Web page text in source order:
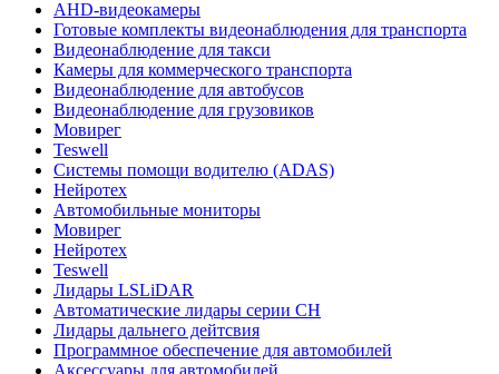
AHD-видеокамеры
Готовые комплекты видеонаблюдения для транспорта
Видеонаблюдение для такси
Камеры для коммерческого транспорта
Видеонаблюдение для автобусов
Видеонаблюдение для грузовиков
Мовирег
Teswell
Системы помощи водителю (ADAS)
Нейротех
Автомобильные мониторы
Мовирег
Нейротех
Teswell
Лидары LSLiDAR
Автоматические лидары серии CH
Лидары дальнего дейтсвия
Программное обеспечение для автомобилей